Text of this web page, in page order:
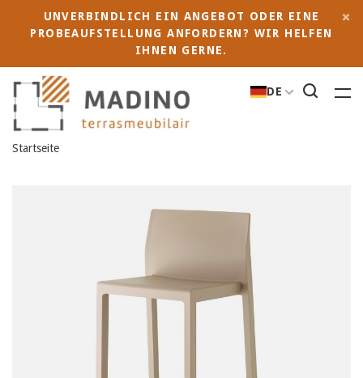
UNVERBINDLICH EIN ANGEBOT ODER EINE
PROBEAUFSTELLUNG ANFORDERN? WIR HELFEN
IHNEN GERNE.
DE
Startseite